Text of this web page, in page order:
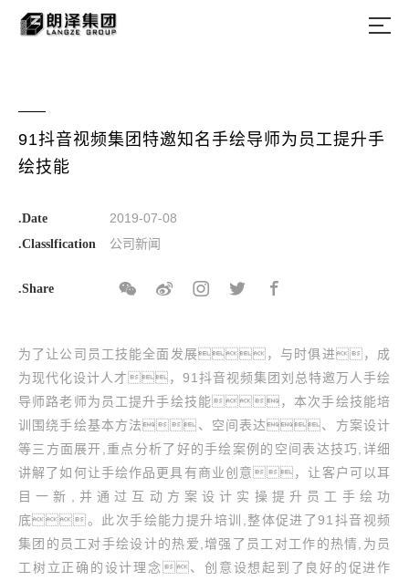
91抖音视频集团特邀知名手绘导师为员工提升手
绘技能
.Date 2019-07-08
.Classlfication 公司新闻
.Share
为了让公司员工技能全面发展，与时俱进，成
为现代化设计人才，91抖音视频集团刘总特邀万人手绘
导师路老师为员工提升手绘技能，本次手绘技能培
训围绕手绘基本方法、空间表达、方案设计
等三方面展开,重点分析了好的手绘案例的空间表达技巧,详细
讲解了如何让手绘作品更具有商业创意，让客户可以耳
目一新,并通过互动方案设计实操提升员工手绘功
底。此次手绘能力提升培训,整体促进了91抖音视频
集团的员工对手绘设计的热爱,增强了员工对工作的热情,为员
工树立正确的设计理念、创意设想起到了良好的促进作